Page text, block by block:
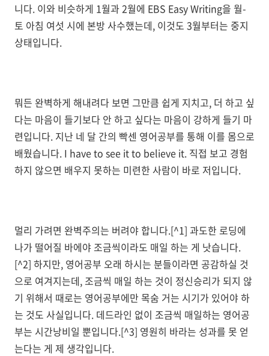
니다. 이와 비슷하게 1월과 2월에 EBS Easy Writing을 월-
토 아침 여섯 시에 본방 사수했는데, 이것도 3월부터는 중지
상태입니다.
뭐든 완벽하게 해내려다 보면 그만큼 쉽게 지치고, 더 하고 싶
다는 마음이 들기보다 안 하고 싶다는 마음이 강하게 들기 마
련입니다. 지난 네 달 간의 빡센 영어공부를 통해 이를 몸으로
배웠습니다. I have to see it to believe it. 직접 보고 경험
하지 않으면 배우지 못하는 미련한 사람이 바로 저입니다.
멀리 가려면 완벽주의는 버려야 합니다.[^1] 과도한 로딩에
나가 떨어질 바에야 조금씩이라도 매일 하는 게 낫습니다.
[^2] 하지만, 영어공부 오래 하시는 분들이라면 공감하실 것
으로 여겨지는데, 조금씩 매일 하는 것이 정신승리가 되지 않
기 위해서 때로는 영어공부에만 목숨 거는 시기가 있어야 하
는 것도 사실입니다. 데드라인 없이 조금씩 매일하는 영어공
부는 시간낭비일 뿐입니다.[^3] 영원히 바라는 성과를 못 얻
는다는 게 제 생각입니다.